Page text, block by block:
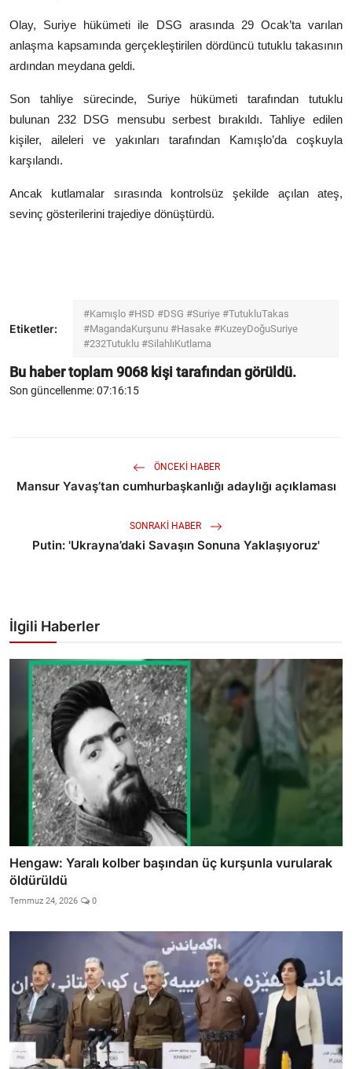
Olay, Suriye hükümeti ile DSG arasında 29 Ocak’ta varılan
anlaşma kapsamında gerçekleştirilen dördüncü tutuklu takasının
ardından meydana geldi.
Son tahliye sürecinde, Suriye hükümeti tarafından tutuklu
bulunan 232 DSG mensubu serbest bırakıldı. Tahliye edilen
kişiler, aileleri ve yakınları tarafından Kamışlo’da coşkuyla
karşılandı.
Ancak kutlamalar sırasında kontrolsüz şekilde açılan ateş,
sevinç gösterilerini trajediye dönüştürdü.
Etiketler:
#Kamışlo #HSD #DSG #Suriye #TutukluTakas
#MagandaKurşunu #Hasake #KuzeyDoğuSuriye
#232Tutuklu #SilahlıKutlama
Bu haber toplam9068 kişi tarafından görüldü.
Son güncellenme: 07:16:15
ÖNCEKI HABER
Mansur Yavaş’tan cumhurbaşkanlığı adaylığı açıklaması
SONRAKI HABER
Putin: 'Ukrayna’daki Savaşın Sonuna Yaklaşıyoruz'
İlgili Haberler
Hengaw: Yaralı kolber başından üç kurşunla vurularak
öldürüldü
Temmuz 24, 2026 0